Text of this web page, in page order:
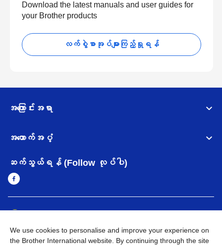
Download the latest manuals and user guides for
your Brother products
လက်စွဲစာအုပ်များကြည့်ရှုရန်
အကြောင်းအရာ
အထောက်အပံ့
ဆက်သွယ်ရန် (Follow လုပ်ပါ)
အချက်အလက်မူဝါဒ အသုံးပြုမူဝါဒ
သုံးစွဲရန် ဝက်ဆိုဒ်အညွှန်း
We use cookies to personalise and improve your experience on
the Brother International website. By continuing through the site